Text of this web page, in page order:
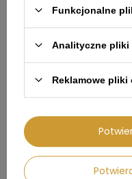
Chcę
Chcę
Chcę
Funkcjonalne
Analityczne pliki
Reklamowe pliki